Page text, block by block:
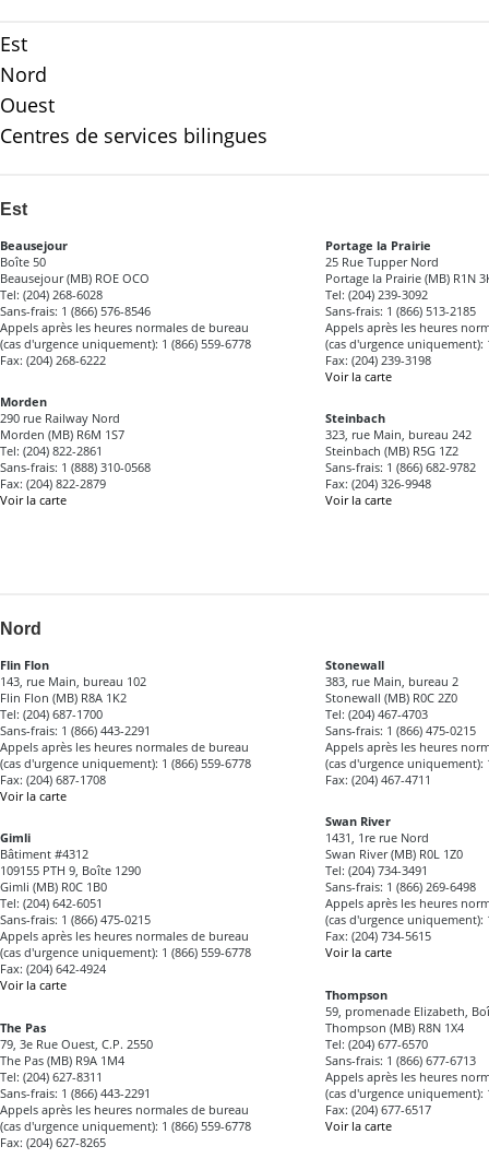
Est
Nord
Ouest
Centres de services bilingues
Est
Beausejour
Boîte 50
Beausejour (MB) ROE OCO
Tel: (204) 268-6028
Sans-frais: 1 (866) 576-8546
Appels après les heures normales de bureau
(cas d'urgence uniquement): 1 (866) 559-6778
Fax: (204) 268-6222
Morden
290 rue Railway Nord
Morden (MB) R6M 1S7
Tel: (204) 822-2861
Sans-frais: 1 (888) 310-0568
Fax: (204) 822-2879
Voir la carte
Portage la Prairie
25 Rue Tupper Nord
Portage la Prairie (MB) R1N
Tel: (204) 239-3092
Sans-frais: 1 (866) 513-2185
Appels après les heures
(cas d'urgence uniquement):
Fax: (204) 239-3198
Voir la carte
Steinbach
323, rue Main, bureau 242
Steinbach (MB) R5G 1Z2
Sans-frais: 1 (866) 682-9782
Fax: (204) 326-9948
Voir la carte
Nord
Flin Flon
143, rue Main, bureau 102
Flin Flon (MB) R8A 1K2
Tel: (204) 687-1700
Sans-frais: 1 (866) 443-2291
Appels après les heures normales de bureau
(cas d'urgence uniquement): 1 (866) 559-6778
Fax: (204) 687-1708
Voir la carte
Gimli
Bâtiment #4312
109155 PTH 9, Boîte 1290
Gimli (MB) R0C 1B0
Tel: (204) 642-6051
Sans-frais: 1 (866) 475-0215
Appels après les heures normales de bureau
(cas d'urgence uniquement): 1 (866) 559-6778
Fax: (204) 642-4924
Voir la carte
The Pas
79, 3e Rue Ouest, C.P. 2550
The Pas (MB) R9A 1M4
Tel: (204) 627-8311
Sans-frais: 1 (866) 443-2291
Appels après les heures normales de bureau
(cas d'urgence uniquement): 1 (866) 559-6778
Fax: (204) 627-8265
Stonewall
383, rue Main, bureau 2
Stonewall (MB) R0C 2Z0
Tel: (204) 467-4703
Sans-frais: 1 (866) 475-0215
Appels après les heures
(cas d'urgence uniquement):
Fax: (204) 467-4711
Swan River
1431, 1re rue Nord
Swan River (MB) R0L 1Z0
Tel: (204) 734-3491
Sans-frais: 1 (866) 269-6498
Appels après les heures
(cas d'urgence uniquement):
Fax: (204) 734-5615
Voir la carte
Thompson
59, promenade Elizabeth,
Thompson (MB) R8N 1X4
Tel: (204) 677-6570
Sans-frais: 1 (866) 677-6713
Appels après les heures
(cas d'urgence uniquement):
Fax: (204) 677-6517
Voir la carte